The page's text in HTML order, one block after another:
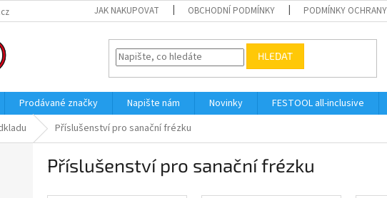
JAK NAKUPOVAT OBCHODNÍ PODMÍNKY PODMÍNKY
HLEDAT
Prodávané značky Napište nám Novinky FESTOOL all-inclusive
Příslušenství pro sanační frézku
Příslušenství pro sanační frézku